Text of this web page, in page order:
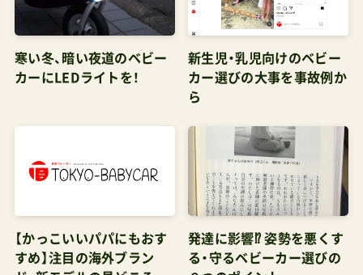
報告していくのでもの好きはそちらをチェック。
意匠図の登録や弁理士さんとのやり取り、地方と
海外の工場にアプローチしたり。やることは盛り
だくさんながら、できることから一つずつ。コンセ
グでもたまに紹介するかも。ジャパンモビリティ
ショー2023日付：2023年10月26日(木)–2023年11
月5日(日)場所：東京ビッグサイトHP：
https://www.japan-mobility-show.com/管理人
パパキッザニアコーナーはとても楽しめそうだっ
た。
寒い冬、暗い夜道のベビー
カーにLEDライトを！
新生児・乳児向けのベビー
カー選びの大事を事故例か
ら
【かっこいいパパにもおす
すめ】注目の海外ブラン
発達に影響⁉ 姿勢を悪くす
る・守るベビーカー選びの